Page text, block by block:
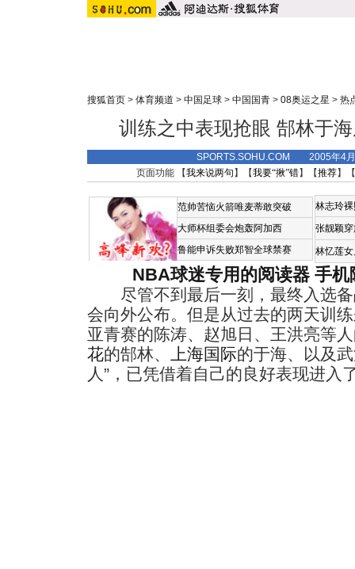
搜狐首页 > 体育频道 > 中国足球 > 中国国青 > 08奥运之星 > 热
训练之中表现抢眼 郜林于
SPORTS.SOHU.COM 2005年4
页面功能 【我来说两句 】【我要“揪”错】【推荐】
范帅苦恼火箭唯麦蒂敢突破
大师杯组委会炮轰阿加西
鲁能申诉失败郑智全球禁赛
林志玲
张靓颖
林忆莲
NBA球迷专用的阅读器 手机
尽管不到最后一刻，最终入选备
会向外公布。但是从过去的两天训
亚青赛的陈涛、赵旭日、王洪亮等
花的郜林、 上海国际的于海、以及
人”，已凭借着自己的良好表现进入